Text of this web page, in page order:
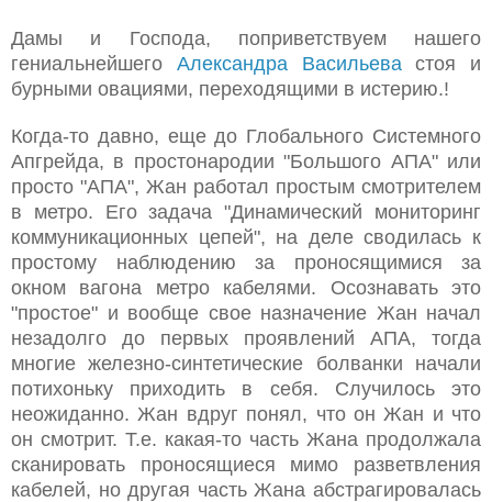
Дамы и Господа, поприветствуем нашего
гениальнейшего Александра Васильева стоя и
бурными овациями, переходящими в истерию.!
Когда-то давно, еще до Глобального Системного
Апгрейда, в простонародии "Большого АПА" или
просто "АПА", Жан работал простым смотрителем
в метро. Его задача "Динамический мониторинг
коммуникационных цепей", на деле сводилась к
простому наблюдению за проносящимися за
окном вагона метро кабелями. Осознавать это
"простое" и вообще свое назначение Жан начал
незадолго до первых проявлений АПА, тогда
многие железно-синтетические болванки начали
потихоньку приходить в себя. Случилось это
неожиданно. Жан вдруг понял, что он Жан и что
он смотрит. Т.е. какая-то часть Жана продолжала
сканировать проносящиеся мимо разветвления
кабелей, но другая часть Жана абстрагировалась